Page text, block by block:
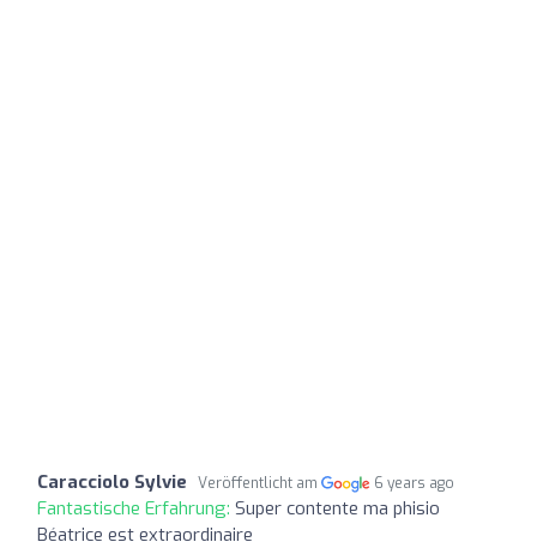
Caracciolo Sylvie Veröffentlicht am 6 years ago
Fantastische Erfahrung: Super contente ma phisio
Béatrice est extraordinaire